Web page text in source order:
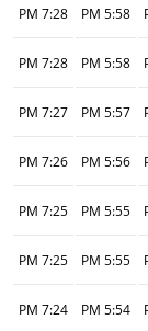
5:58 PM
7:28 PM
5:58 PM
7:28 PM
5:57 PM
7:27 PM
5:56 PM
7:26 PM
5:55 PM
7:25 PM
5:55 PM
7:25 PM
5:54 PM
7:24 PM